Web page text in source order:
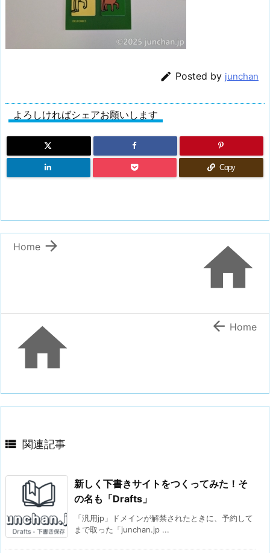
 Posted by junchan
よろしければシェアお願いします
Copy


Home
  Home
 関連記事
新しく下書きサイトをつくってみた！そ
の名も「Drafts」
「汎用jp」ドメインが解禁されたときに、予約して
まで取った「junchan.jp ...